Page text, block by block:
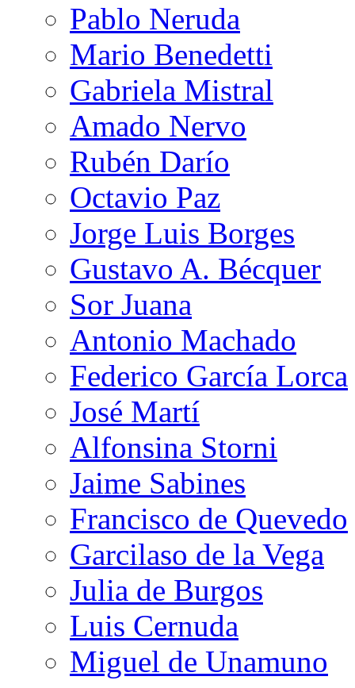
Pablo Neruda
Mario Benedetti
Gabriela Mistral
Amado Nervo
Rubén Darío
Octavio Paz
Jorge Luis Borges
Gustavo A. Bécquer
Sor Juana
Antonio Machado
Federico García Lorca
José Martí
Alfonsina Storni
Jaime Sabines
Francisco de Quevedo
Garcilaso de la Vega
Julia de Burgos
Luis Cernuda
Miguel de Unamuno